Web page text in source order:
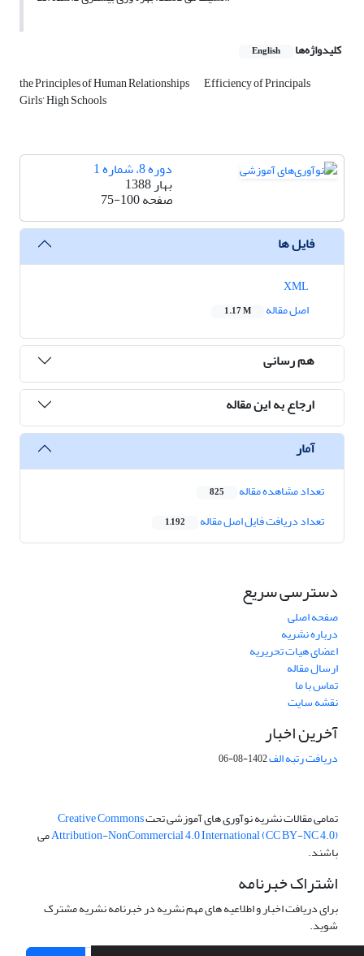
کلیدواژه‌ها English
the Principles of Human Relationships Efficiency of Principals
Girls’ High Schools
دوره 8، شماره 1
بهار 1388
صفحه75-100
فایل ها
اصل مقاله
1.17 M
هم رسانی
ارجاع به این مقاله
آمار
تعداد مشاهده مقاله 825
تعداد دریافت فایل اصل مقاله 1,192
دسترسی سریع
صفحه اصلی
درباره نشریه
اعضای هیات تحریریه
ارسال مقاله
تماس با ما
نقشه سایت
آخرین اخبار
دریافت رتبه الف1402-08-06
تمامی مقالات نشریه نوآوری های آموزشی تحتCreative Commons
Attribution-NonCommercial 4.0 International (CC BY-NC 4.0)می
باشند.
اشتراک خبرنامه
برای دریافت اخبار و اطلاعیه های مهم نشریه در خبرنامه نشریه مشترک
شوید.